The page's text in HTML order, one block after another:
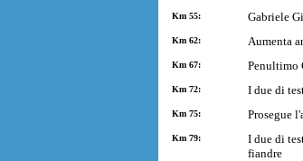
Km 55: Gabriele
Km 62: Aumenta
Km 67: Penultimo
Km 72: I due di
Km 75: Prosegue
Km 79:
I due di
fiandre